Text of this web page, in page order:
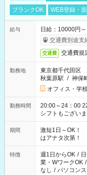
ブランクOK
WEB登録・
給与
日給：10000円
交通費別途支
交通費 交通費規
勤務地
東京都千代田区
秋葉原駅 / 神保
オフィス・学
勤務時間
20:00～24：00 22
シフトもござい
期間
激短1日～OK！
はアナタ次第！
特徴 週1日からOK /
業・WワークOK /
なし / パソコン